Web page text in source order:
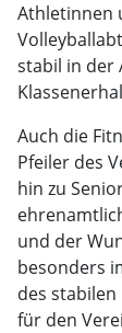
Athletinnen
stabil in der
Auch die
Pfeiler des
hin zu
und der
besonders
des
für den